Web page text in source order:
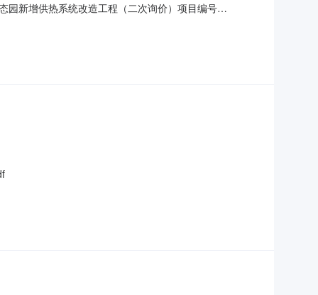
园新增供热系统改造工程（二次询价）项目编号